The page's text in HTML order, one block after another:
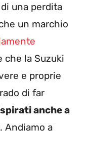
una perdita
un marchio
che la Suzuki
e proprie
di far
anche a
. Andiamo a